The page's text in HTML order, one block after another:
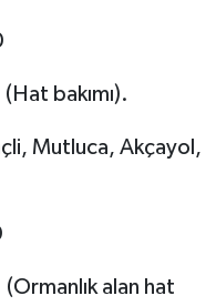
bakımı).
Mutluca, Akçayol,
alan hat